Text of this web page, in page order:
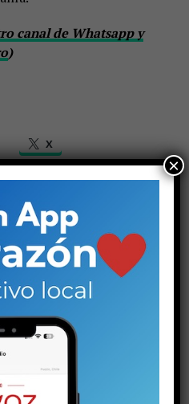
canal de Whatsapp y
)
X
INVIERNO
NEVADA
detenido con un arma y
la riña escolar
×